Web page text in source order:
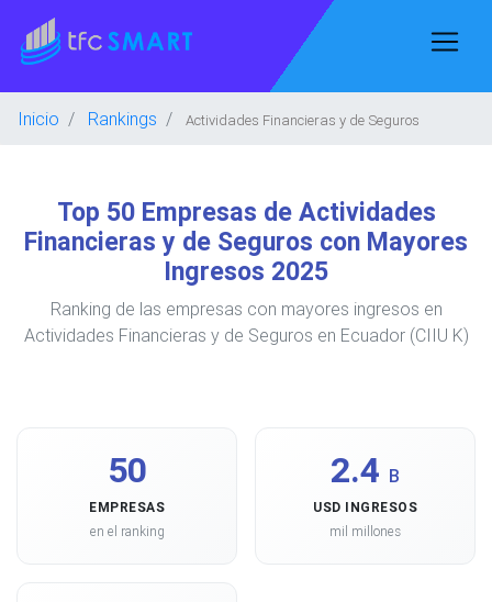
Inicio Rankings Actividades Financieras y de Seguros
Top 50 Empresas de Actividades
Financieras y de Seguros con Mayores
Ingresos 2025
Ranking de las empresas con mayores ingresos en
Actividades Financieras y de Seguros en Ecuador (CIIU K)
50
EMPRESAS
en el ranking
2.4 B
USD INGRESOS
mil millones